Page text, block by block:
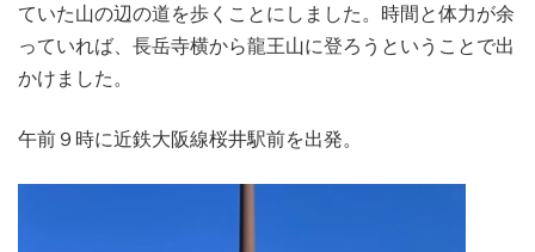
ていた山の辺の道を歩くことにしました。時間と体力が余
っていれば、長岳寺横から龍王山に登ろうということで出
かけました。
午前９時に近鉄大阪線桜井駅前を出発。